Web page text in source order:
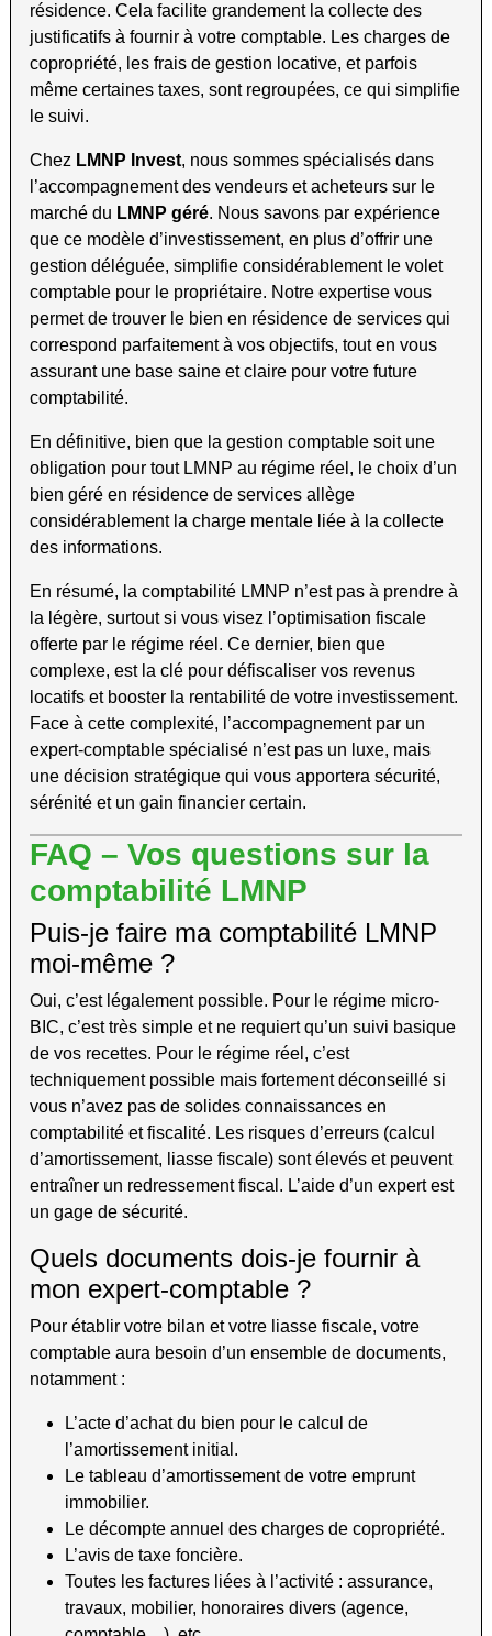
résidence. Cela facilite grandement la collecte des
justificatifs à fournir à votre comptable. Les charges de
copropriété, les frais de gestion locative, et parfois
même certaines taxes, sont regroupées, ce qui simplifie
le suivi.
Chez LMNP Invest, nous sommes spécialisés dans
l’accompagnement des vendeurs et acheteurs sur le
marché du LMNP géré. Nous savons par expérience
que ce modèle d’investissement, en plus d’offrir une
gestion déléguée, simplifie considérablement le volet
comptable pour le propriétaire. Notre expertise vous
permet de trouver le bien en résidence de services qui
correspond parfaitement à vos objectifs, tout en vous
assurant une base saine et claire pour votre future
comptabilité.
En définitive, bien que la gestion comptable soit une
obligation pour tout LMNP au régime réel, le choix d’un
bien géré en résidence de services allège
considérablement la charge mentale liée à la collecte
des informations.
En résumé, la comptabilité LMNP n’est pas à prendre à
la légère, surtout si vous visez l’optimisation fiscale
offerte par le régime réel. Ce dernier, bien que
complexe, est la clé pour défiscaliser vos revenus
locatifs et booster la rentabilité de votre investissement.
Face à cette complexité, l’accompagnement par un
expert-comptable spécialisé n’est pas un luxe, mais
une décision stratégique qui vous apportera sécurité,
sérénité et un gain financier certain.
FAQ – Vos questions sur la
comptabilité LMNP
Puis-je faire ma comptabilité LMNP
moi-même ?
Oui, c’est légalement possible. Pour le régime micro-
BIC, c’est très simple et ne requiert qu’un suivi basique
de vos recettes. Pour le régime réel, c’est
techniquement possible mais fortement déconseillé si
vous n’avez pas de solides connaissances en
comptabilité et fiscalité. Les risques d’erreurs (calcul
d’amortissement, liasse fiscale) sont élevés et peuvent
entraîner un redressement fiscal. L’aide d’un expert est
un gage de sécurité.
Quels documents dois-je fournir à
mon expert-comptable ?
Pour établir votre bilan et votre liasse fiscale, votre
comptable aura besoin d’un ensemble de documents,
notamment :
L’acte d’achat du bien pour le calcul de
l’amortissement initial.
Le tableau d’amortissement de votre emprunt
immobilier.
Le décompte annuel des charges de copropriété.
L’avis de taxe foncière.
Toutes les factures liées à l’activité : assurance,
travaux, mobilier, honoraires divers (agence,